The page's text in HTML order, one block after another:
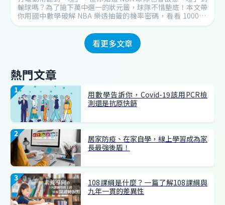
輸球嗎？為了搶下萬中選一的狀元籤，球隊不惜墊底！本文帶
你用國中數學破解 NBA 樂透抽籤的機率密碼，看看 1000 種
組合如何決定球隊命運，並回顧巫師隊從 54.5% 暴跌回地獄
看更多文章
熱門文章
用數學告訴你，Covid-19該用PCR檢
測還是抗原快篩
居家防疫、在家自學，線上學習成為家
長最強後盾！
108課綱是什麼？一篇了解108課綱與
九年一貫的差異性